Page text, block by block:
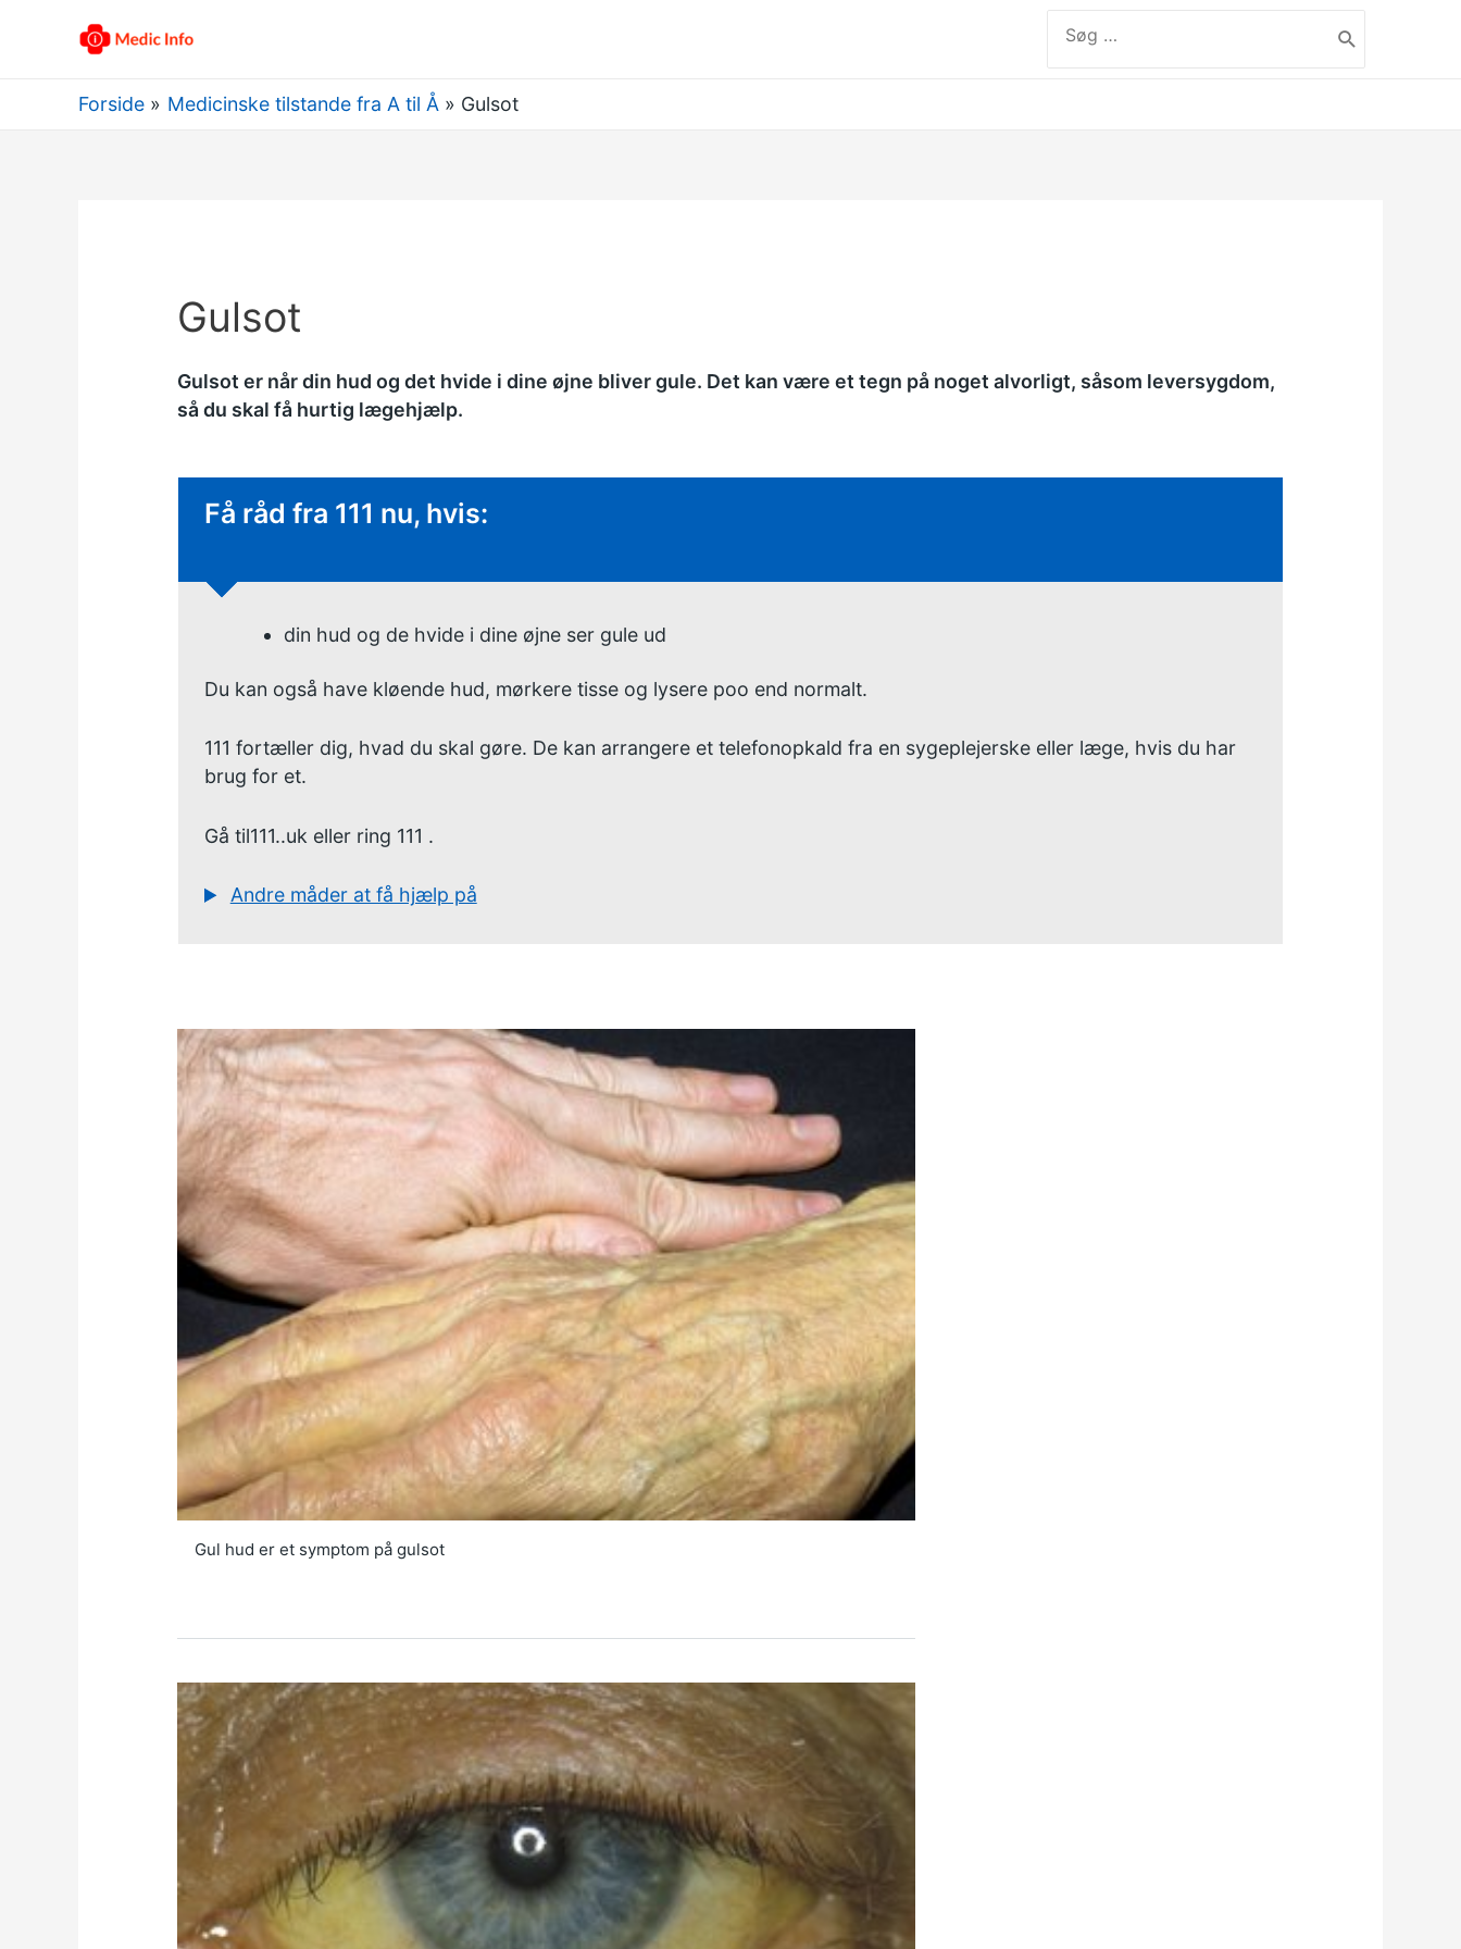
efter:
label
Forside Medicinske tilstande fra A til Å Gulsot
Gulsot
Gulsot er når din hud og det hvide i dine øjne bliver gule. Det kan være et tegn på noget alvorligt, såsom leversygdom,
så du skal få hurtig lægehjælp.
Hastende rådgivning:
Få råd fra 111 nu, hvis:
din hud og de hvide i dine øjne ser gule ud
Du kan også have kløende hud, mørkere tisse og lysere poo end normalt.
111 fortæller dig, hvad du skal gøre. De kan arrangere et telefonopkald fra en sygeplejerske eller læge, hvis du har
brug for et.
Gå til111..uk eller ring 111 .
Andre måder at få hjælp på
Gul hud er et symptom på gulsot